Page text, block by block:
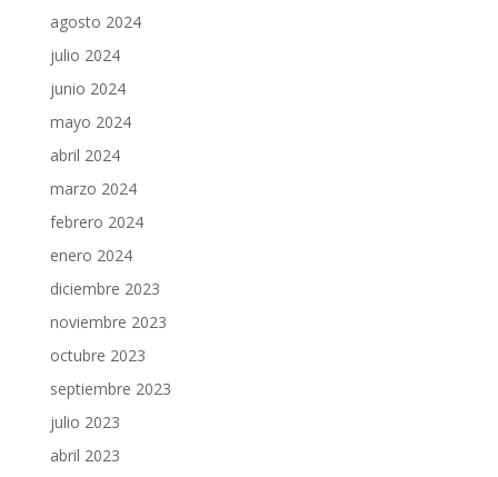
agosto 2024
julio 2024
junio 2024
mayo 2024
abril 2024
marzo 2024
febrero 2024
enero 2024
diciembre 2023
noviembre 2023
octubre 2023
septiembre 2023
julio 2023
abril 2023